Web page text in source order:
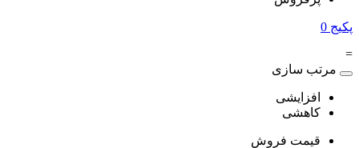
پکیج 0
=
مرتب سازی
افزایشی
کاهشی
قیمت فروش